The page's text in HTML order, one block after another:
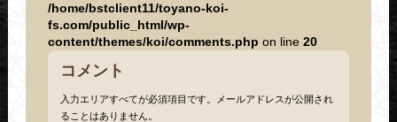
/home/bstclient11/toyano-koi-
fs.com/public_html/wp-
content/themes/koi/comments.php on line 20
コメント
入力エリアすべてが必須項目です。メールアドレスが公開され
ることはありません。